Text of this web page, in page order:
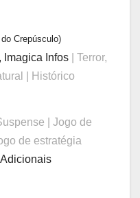
Crepúsculo)
Imagica Infos
| Terror,
| Histórico
| Jogo de
de estratégia